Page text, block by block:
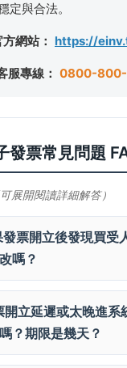
定與合法。
網站： https://
服專線： 0800-
發票常見問題
展開閱讀詳細解答）
發票開立後發現買受
嗎？
開立延遲或太晚進系
？期限是幾天？